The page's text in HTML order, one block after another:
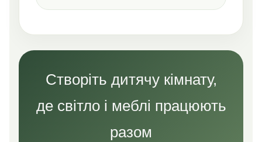
Створіть дитячу кімнату,
де світло і меблі працюють
разом